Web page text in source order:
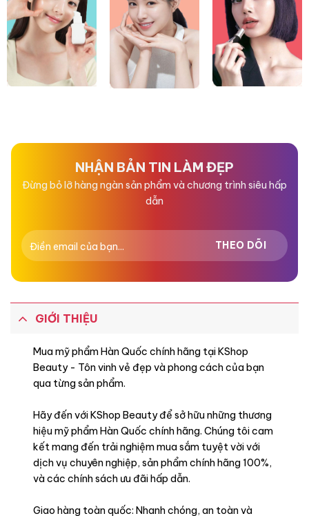
NHẬN BẢN TIN LÀM ĐẸP
Đừng bỏ lỡ hàng ngàn sản phẩm và chương trình siêu hấp
dẫn
GIỚI THIỆU
Mua mỹ phẩm Hàn Quốc chính hãng tại KShop
Beauty - Tôn vinh vẻ đẹp và phong cách của bạn
qua từng sản phẩm.
Hãy đến với KShop Beauty để sở hữu những thương
hiệu mỹ phẩm Hàn Quốc chính hãng. Chúng tôi cam
kết mang đến trải nghiệm mua sắm tuyệt vời với
dịch vụ chuyên nghiệp, sản phẩm chính hãng 100%,
và các chính sách ưu đãi hấp dẫn.
Giao hàng toàn quốc: Nhanh chóng, an toàn và